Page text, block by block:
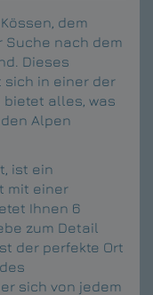
dem
Suche nach dem
Dieses
sich in einer der
alles, was
Alpen
ist ein
mit einer
Ihnen 6
zum Detail
der perfekte Ort
sich von jedem